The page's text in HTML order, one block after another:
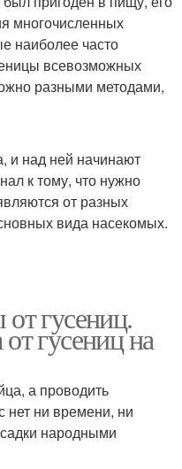
многочисленных
наиболее часто
всевозможных
разными методами,
и над ней начинают
к тому, что нужно
от разных
вида насекомых.
гусениц.
гусениц на
а проводить
нет ни времени, ни
народными